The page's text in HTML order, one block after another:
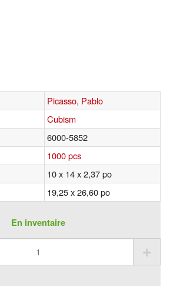
Picasso, Pablo
Cubism
6000-5852
1000 pcs
10 x 14 x 2,37 po
19,25 x 26,60 po
En inventaire